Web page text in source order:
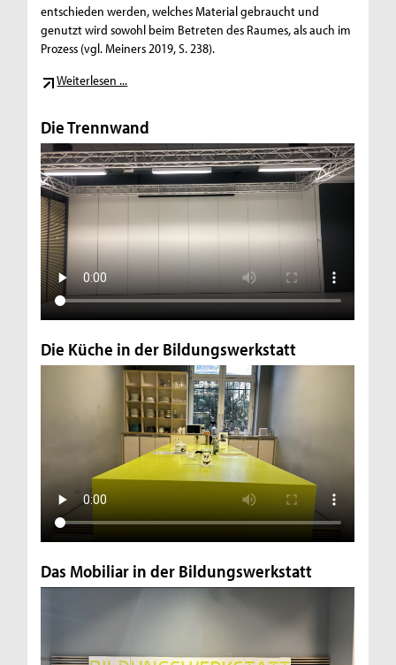
entschieden werden, welches Material gebraucht und
genutzt wird sowohl beim Betreten des Raumes, als auch im
Prozess (vgl. Meiners 2019, S. 238).
Weiterlesen ...
Die Trennwand
Die Küche in der Bildungswerkstatt
Das Mobiliar in der Bildungswerkstatt